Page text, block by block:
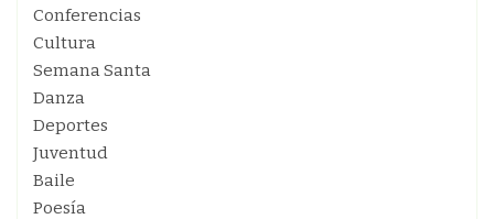
Conferencias
Cultura
Semana Santa
Danza
Deportes
Juventud
Baile
Poesía